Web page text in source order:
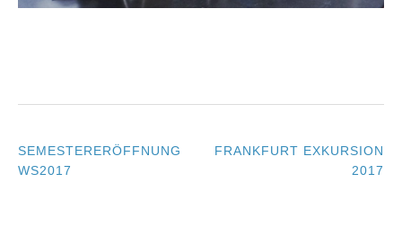
POST
SEMESTERERÖFFNUNG
WS2017
FRANKFURT EXKURSION
2017